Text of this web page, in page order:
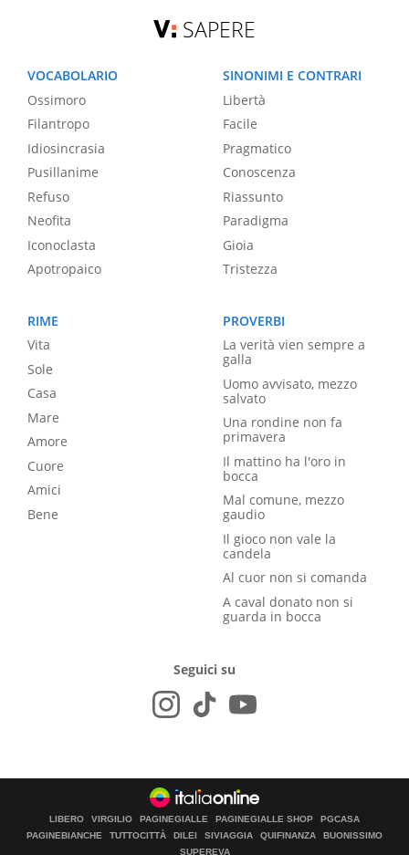
SAPERE
VOCABOLARIO
Ossimoro
Filantropo
Idiosincrasia
Pusillanime
Refuso
Neofita
Iconoclasta
Apotropaico
SINONIMI E CONTRARI
Libertà
Facile
Pragmatico
Conoscenza
Riassunto
Paradigma
Gioia
Tristezza
RIME
Vita
Sole
Casa
Mare
Amore
Cuore
Amici
Bene
PROVERBI
La verità vien sempre a
galla
Uomo avvisato, mezzo
salvato
Una rondine non fa
primavera
Il mattino ha l'oro in
bocca
Mal comune, mezzo
gaudio
Il gioco non vale la
candela
Al cuor non si comanda
A caval donato non si
guarda in bocca
Seguici su
LIBERO VIRGILIO PAGINEGIALLE PAGINEGIALLE SHOP
PGCASA
PAGINEBIANCHE
TUTTOCITTÀ DILEI SIVIAGGIA QUIFINANZA
BUONISSIMO
SUPEREVA